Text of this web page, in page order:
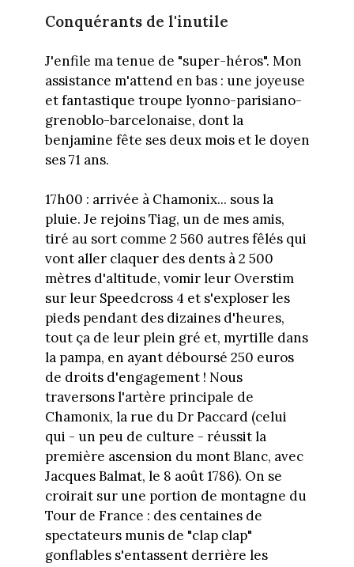
Conquérants de l'inutile
J'enfile ma tenue de "super-héros". Mon
assistance m'attend en bas : une joyeuse
et fantastique troupe lyonno-parisiano-
grenoblo-barcelonaise, dont la
benjamine fête ses deux mois et le doyen
ses 71 ans.
17h00 : arrivée à Chamonix... sous la
pluie. Je rejoins Tiag, un de mes amis,
tiré au sort comme 2 560 autres fêlés qui
vont aller claquer des dents à 2 500
mètres d'altitude, vomir leur Overstim
sur leur Speedcross 4 et s'exploser les
pieds pendant des dizaines d'heures,
tout ça de leur plein gré et, myrtille dans
la pampa, en ayant déboursé 250 euros
de droits d'engagement ! Nous
traversons l'artère principale de
Chamonix, la rue du Dr Paccard (celui
qui - un peu de culture - réussit la
première ascension du mont Blanc, avec
Jacques Balmat, le 8 août 1786). On se
croirait sur une portion de montagne du
Tour de France : des centaines de
spectateurs munis de "clap clap"
gonflables s'entassent derrière les